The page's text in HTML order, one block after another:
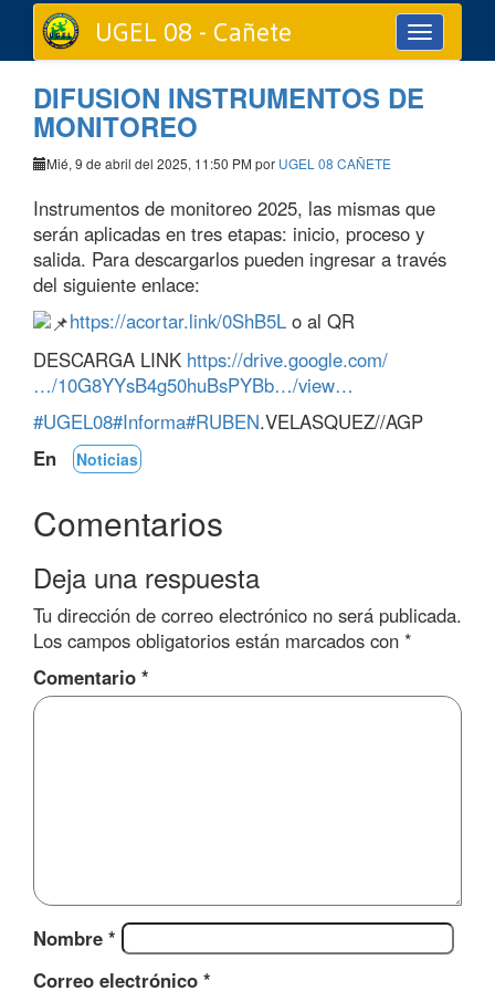
Toggle
navigation
UGEL 08 - Cañete
DIFUSION INSTRUMENTOS DE
MONITOREO
Mié, 9 de abril del 2025, 11:50 PM por UGEL 08 CAÑETE
Instrumentos de monitoreo 2025, las mismas que
serán aplicadas en tres etapas: inicio, proceso y
salida. Para descargarlos pueden ingresar a través
del siguiente enlace:
https://acortar.link/0ShB5L o al QR
DESCARGA LINK https://drive.google.com/
…/10G8YYsB4g50huBsPYBb…/view…
#UGEL08#Informa#RUBEN.VELASQUEZ//AGP
En
Noticias
Comentarios
Deja una respuesta
Tu dirección de correo electrónico no será publicada.
Los campos obligatorios están marcados con *
Comentario *
Nombre *
Correo electrónico *